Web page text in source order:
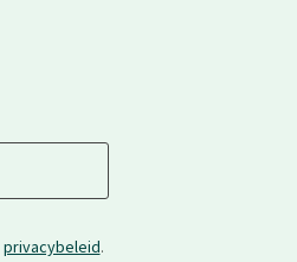
privacybeleid.